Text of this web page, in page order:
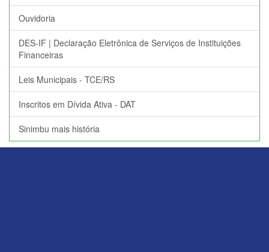
Ouvidoria
DES-IF | Declaração Eletrônica de Serviços de Instituições
Financeiras
Leis Municipais - TCE/RS
Inscritos em Dívida Ativa - DAT
Sinimbu mais história